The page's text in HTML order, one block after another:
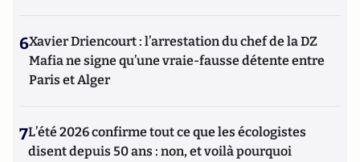
6Xavier Driencourt : l’arrestation du chef de la DZ
Mafia ne signe qu’une vraie-fausse détente entre
Paris et Alger
7L’été 2026 confirme tout ce que les écologistes
disent depuis 50 ans : non, et voilà pourquoi